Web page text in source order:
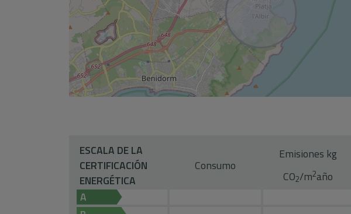
ESCALA DE LA
CERTIFICACIÓN
ENERGÉTICA
Consumo
Emisiones kg
CO2/m2año
A